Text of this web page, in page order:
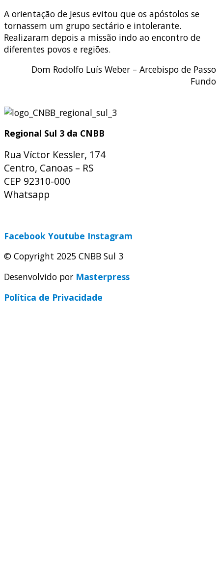
A orientação de Jesus evitou que os apóstolos se
tornassem um grupo sectário e intolerante.
Realizaram depois a missão indo ao encontro de
diferentes povos e regiões.
Dom Rodolfo Luís Weber – Arcebispo de Passo
Fundo
Regional Sul 3 da CNBB
Rua Víctor Kessler, 174
Centro, Canoas – RS
CEP 92310-000
Whatsapp
Facebook Youtube Instagram
© Copyright 2025 CNBB Sul 3
Desenvolvido por Masterpress
Política de Privacidade